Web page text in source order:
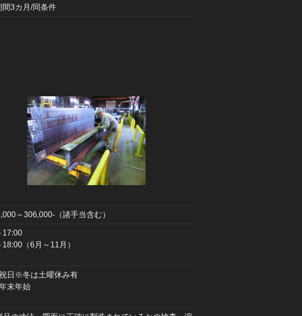
間3カ月/同条件
～306,000-（諸手当含む）
17:00
（6月～11月）
日※冬は土曜休み有
末年始